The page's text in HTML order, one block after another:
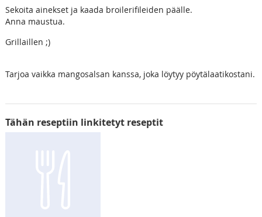
Sekoita ainekset ja kaada broilerifileiden päälle.
Anna maustua.
Grillaillen ;)
Tarjoa vaikka mangosalsan kanssa, joka löytyy pöytälaatikostani.
Tähän reseptiin linkitetyt reseptit